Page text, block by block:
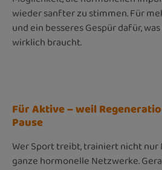
wieder sanfter zu stimmen. Für
und ein besseres Gespür dafür,
wirklich braucht.
Für Aktive – weil
Pause
Wer Sport treibt, trainiert nicht nur
ganze hormonelle Netzwerke.